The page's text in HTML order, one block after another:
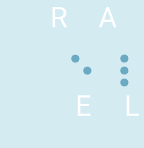
R A
E L